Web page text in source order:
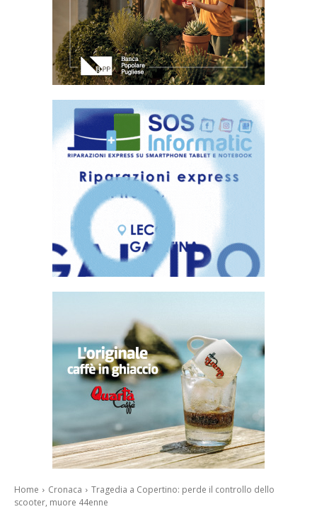
Home Cronaca
Tragedia a Copertino: perde il controllo dello
scooter, muore 44enne